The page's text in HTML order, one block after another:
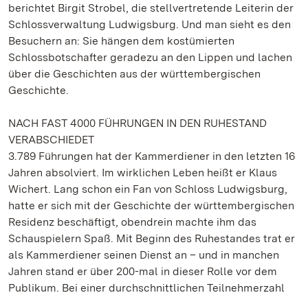
berichtet Birgit Strobel, die stellvertretende Leiterin der
Schlossverwaltung Ludwigsburg. Und man sieht es den
Besuchern an: Sie hängen dem kostümierten
Schlossbotschafter geradezu an den Lippen und lachen
über die Geschichten aus der württembergischen
Geschichte.
NACH FAST 4000 FÜHRUNGEN IN DEN RUHESTAND
VERABSCHIEDET
3.789 Führungen hat der Kammerdiener in den letzten 16
Jahren absolviert. Im wirklichen Leben heißt er Klaus
Wichert. Lang schon ein Fan von Schloss Ludwigsburg,
hatte er sich mit der Geschichte der württembergischen
Residenz beschäftigt, obendrein machte ihm das
Schauspielern Spaß. Mit Beginn des Ruhestandes trat er
als Kammerdiener seinen Dienst an – und in manchen
Jahren stand er über 200-mal in dieser Rolle vor dem
Publikum. Bei einer durchschnittlichen Teilnehmerzahl